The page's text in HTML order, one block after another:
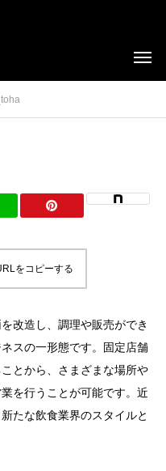
をコピーする
改造し、調理や販売ができ
スの一形態です。固定店舗
とから、さまざまな場所や
を行うことが可能です。近
たな飲食業界のスタイルと